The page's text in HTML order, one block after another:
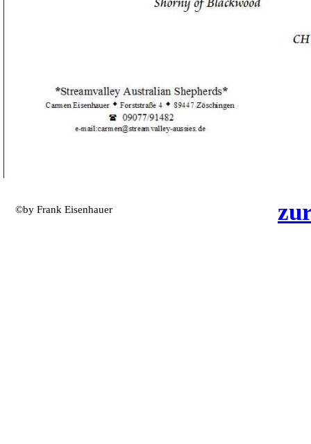
©by Frank Eisenhauer